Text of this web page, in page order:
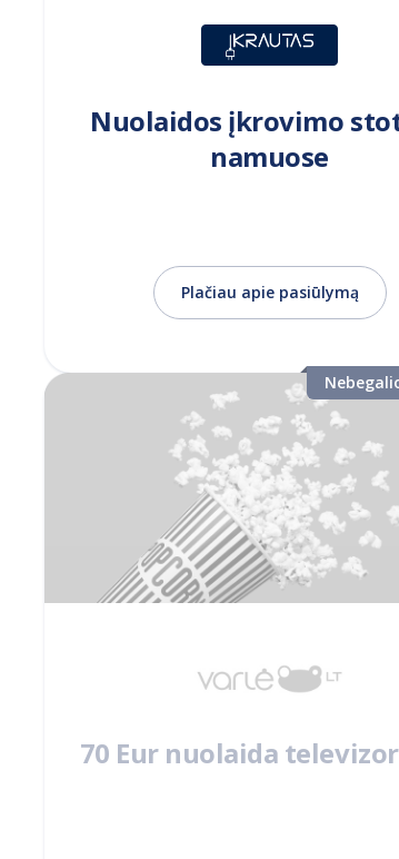
Nuolaidos įkrovimo
namuose
Plačiau apie pasiūlymą
70 Eur nuolaida